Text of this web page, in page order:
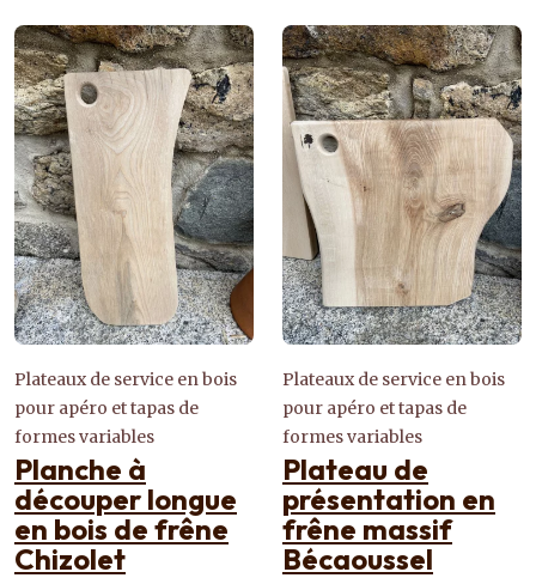
Plateaux de service en bois
pour apéro et tapas de
formes variables
Planche à
découper longue
en bois de frêne
Chizolet
Plateaux de service en bois
pour apéro et tapas de
formes variables
Plateau de
présentation en
frêne massif
Bécaoussel